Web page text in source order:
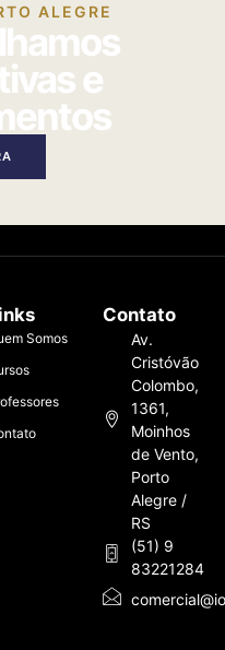
ALEGRE
e
Somos
Contato
Av.
Cristóvão
Colombo,
1361,
Moinhos
de Vento,
Porto
Alegre /
RS
(51) 9
83221284